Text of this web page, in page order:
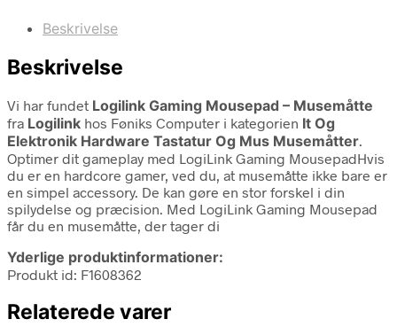
Beskrivelse
Beskrivelse
Vi har fundet Logilink Gaming Mousepad – Musemåtte
fra Logilink hos Føniks Computer i kategorien It Og
Elektronik Hardware Tastatur Og Mus Musemåtter.
Optimer dit gameplay med LogiLink Gaming MousepadHvis
du er en hardcore gamer, ved du, at musemåtte ikke bare er
en simpel accessory. De kan gøre en stor forskel i din
spilydelse og præcision. Med LogiLink Gaming Mousepad
får du en musemåtte, der tager di
Yderlige produktinformationer:
Produkt id: F1608362
Relaterede varer